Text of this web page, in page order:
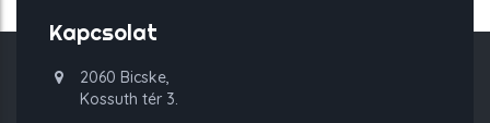
Kapcsolat
2060 Bicske,
Kossuth tér 3.